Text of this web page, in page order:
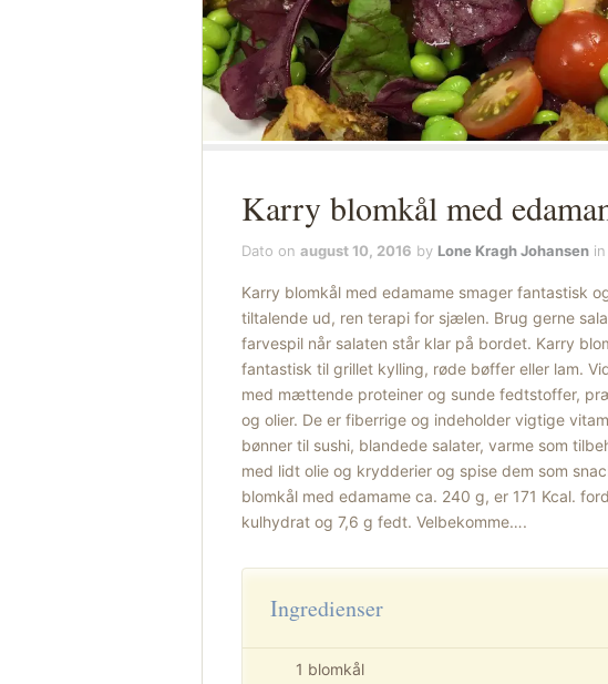
Karry blomkål med
Dato on august 10, 2016 by Lone Kragh Johansen in
Karry blomkål med edamame smager fantastisk
tiltalende ud, ren terapi for sjælen. Brug gerne
farvespil når salaten står klar på bordet. Karry
fantastisk til grillet kylling, røde bøffer eller lam.
med mættende proteiner og sunde fedtstoffer,
og olier. De er fiberrige og indeholder vigtige
bønner til sushi, blandede salater, varme som
med lidt olie og krydderier og spise dem som
blomkål med edamame ca. 240 g, er 171 Kcal.
kulhydrat og 7,6 g fedt. Velbekomme….
Ingredienser
1 blomkål